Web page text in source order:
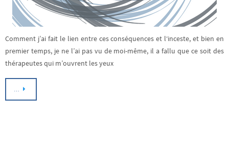
Comment j’ai fait le lien entre ces conséquences et l‘inceste, et bien en
premier temps, je ne l’ai pas vu de moi-même, il a fallu que ce soit des
thérapeutes qui m’ouvrent les yeux
…